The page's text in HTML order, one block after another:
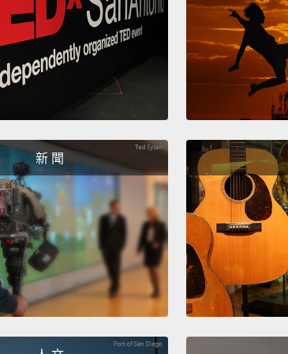
新 聞